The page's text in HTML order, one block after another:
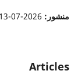
منشور: 2026-07-13
Articles